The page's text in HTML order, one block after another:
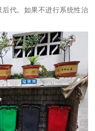
代。如果不进行系统性治